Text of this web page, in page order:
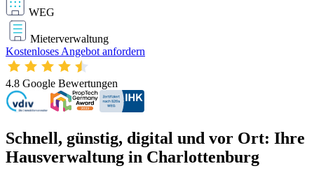
WEG
Mieterverwaltung
Kostenloses Angebot anfordern
4.8 Google Bewertungen
Schnell, günstig, digital und vor Ort: Ihre
Hausverwaltung in Charlottenburg